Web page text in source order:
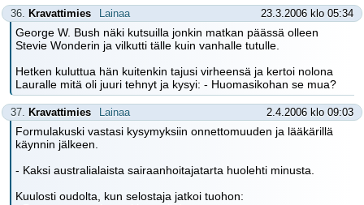
36. Kravattimies Lainaa 23.3.2006 klo 05:34
George W. Bush näki kutsuilla jonkin matkan päässä olleen
Stevie Wonderin ja vilkutti tälle kuin vanhalle tutulle.
Hetken kuluttua hän kuitenkin tajusi virheensä ja kertoi nolona
Lauralle mitä oli juuri tehnyt ja kysyi: - Huomasikohan se mua?
37. Kravattimies Lainaa 2.4.2006 klo 09:03
Formulakuski vastasi kysymyksiin onnettomuuden ja lääkärillä
käynnin jälkeen.
- Kaksi australialaista sairaanhoitajatarta huolehti minusta.
Kuulosti oudolta, kun selostaja jatkoi tuohon: